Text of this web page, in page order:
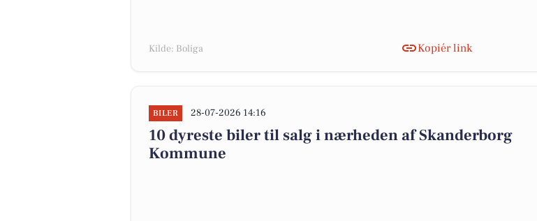
Kilde: Boliga Kopiér link
BILER 28-07-2026 14:16
10 dyreste biler til salg i nærheden af Skanderborg
Kommune